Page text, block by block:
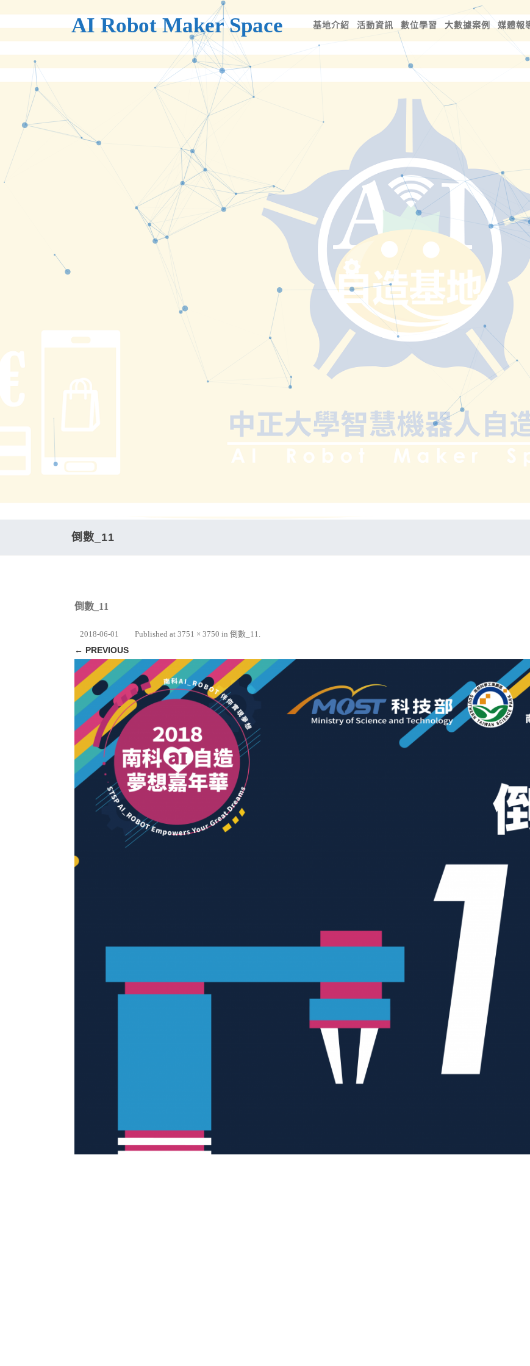
AI Robot Maker Space 基地介紹 活動資訊 數位學習 大數據案例 媒體報
倒數_11
倒數_11
Published
2018-06-01 at 3751 × 3750 in 倒數_11
← PREVIOUS